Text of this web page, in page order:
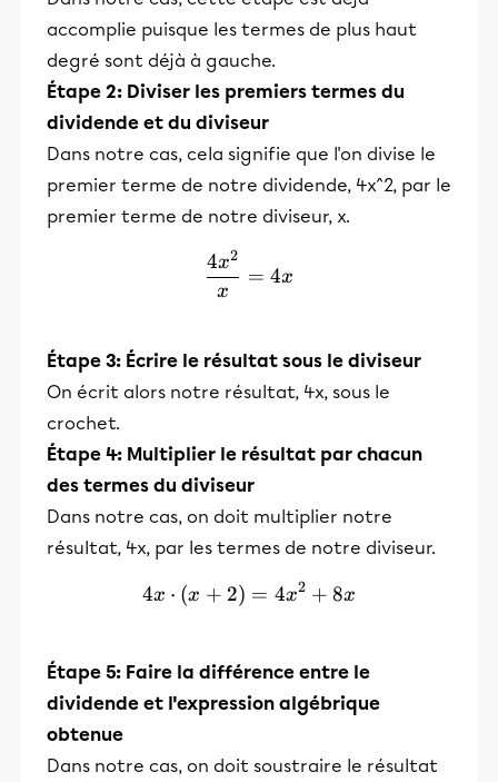
accomplie puisque les termes de plus haut
degré sont déjà à gauche.
Étape 2: Diviser les premiers termes du
dividende et du diviseur
Dans notre cas, cela signifie que l'on divise le
premier terme de notre dividende, 4x^2, par le
premier terme de notre diviseur, x.
\frac{4x^2}{x} = 4x
x
4x2
= 4x
Étape 3: Écrire le résultat sous le diviseur
On écrit alors notre résultat, 4x, sous le
crochet.
Étape 4: Multiplier le résultat par chacun
des termes du diviseur
Dans notre cas, on doit multiplier notre
résultat, 4x, par les termes de notre diviseur.
4x \cdot (x + 2) = 4x^2 +
4x ⋅ (x + 2) = 4x2 + 8x
Étape 5: Faire la différence entre le
dividende et l'expression algébrique
obtenue
Dans notre cas, on doit soustraire le résultat